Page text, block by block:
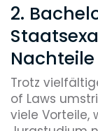
2.
Nachteile
Trotz
of Laws
viele Vorteile,